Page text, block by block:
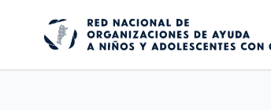
#JuntosPorLaNutrición